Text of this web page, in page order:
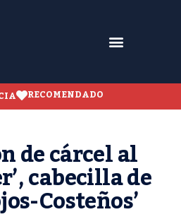
RECOMENDADO
de cárcel al
cabecilla de
Costeños’